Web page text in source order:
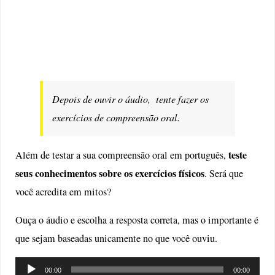
Depois de ouvir o áudio, tente fazer os
exercícios de compreensão oral.
Além de testar a sua compreensão oral em português,teste
seus conhecimentos sobre os exercícios físicos. Será que
você acredita em mitos?
Ouça o áudio e escolha a resposta correta, mas o importante é
que sejam baseadas unicamente no que você ouviu.
Tocador00:00 00:00